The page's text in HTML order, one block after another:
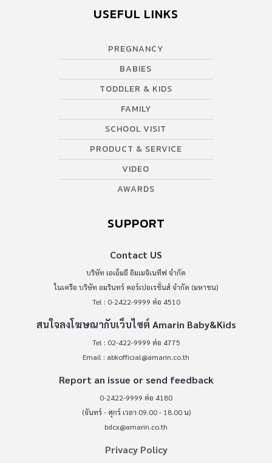
USEFUL LINKS
PREGNANCY
BABIES
TODDLER & KIDS
FAMILY
SCHOOL VISIT
PRODUCT & SERVICE
VIDEO
AWARDS
SUPPORT
Contact US
บริษัท เอเอ็มอี อิมเมจิเนทีฟ จำกัด
ในเครือ บริษัท อมรินทร์ คอร์เปอเรชั่นส์ จำกัด (มหาชน)
Tel : 0-2422-9999 ต่อ 4510
สนใจลงโฆษณากับเว็บไซต์ Amarin Baby&Kids
Tel : 02-422-9999 ต่อ 4775
Email : abkofficial@amarin.co.th
Report an issue or send feedback
0-2422-9999 ต่อ 4180
(จันทร์ - ศุกร์ เวลา 09.00 - 18.00 น)
bdcx@amarin.co.th
Privacy Policy